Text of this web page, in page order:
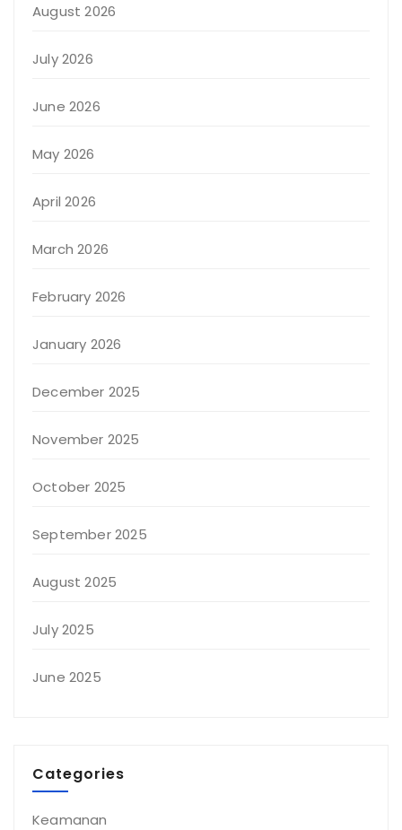
August 2026
July 2026
June 2026
May 2026
April 2026
March 2026
February 2026
January 2026
December 2025
November 2025
October 2025
September 2025
August 2025
July 2025
June 2025
Categories
Keamanan